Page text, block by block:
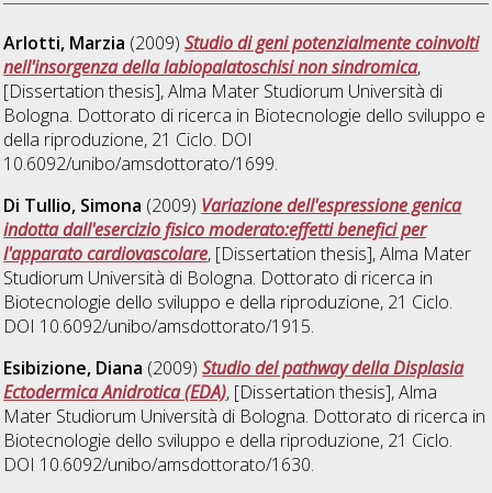
Arlotti, Marzia (2009)Studio di geni potenzialmente coinvolti
nell'insorgenza della labiopalatoschisi non sindromica,
[Dissertation thesis], Alma Mater Studiorum Università di
Bologna. Dottorato di ricerca in Biotecnologie dello sviluppo e
della riproduzione, 21 Ciclo. DOI
10.6092/unibo/amsdottorato/1699.
Di Tullio, Simona (2009) Variazione dell'espressione genica
indotta dall'esercizio fisico moderato:effetti benefici per
l'apparato cardiovascolare, [Dissertation thesis], Alma Mater
Studiorum Università di Bologna. Dottorato di ricerca in
Biotecnologie dello sviluppo e della riproduzione, 21 Ciclo.
DOI 10.6092/unibo/amsdottorato/1915.
Esibizione, Diana (2009)Studio del pathway della Displasia
Ectodermica Anidrotica (EDA), [Dissertation thesis], Alma
Mater Studiorum Università di Bologna. Dottorato di ricerca in
Biotecnologie dello sviluppo e della riproduzione, 21 Ciclo.
DOI 10.6092/unibo/amsdottorato/1630.